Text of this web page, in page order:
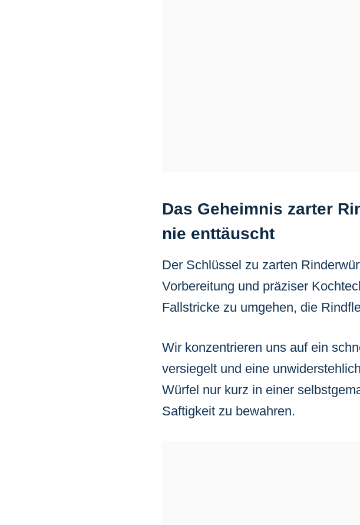
Das Geheimnis zarter
nie enttäuscht
Der Schlüssel zu zarten
Vorbereitung und präziser
Fallstricke zu umgehen, die
Wir konzentrieren uns auf ein
versiegelt und eine
Würfel nur kurz in einer
Saftigkeit zu bewahren.